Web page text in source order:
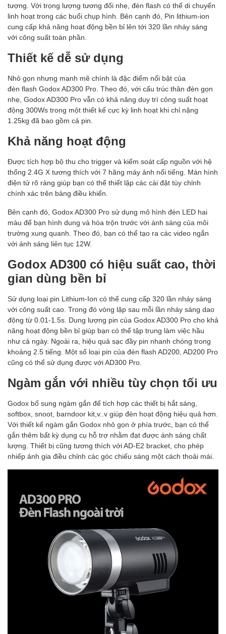
tượng. Với trọng lượng tương đối nhẹ, đèn flash có thể di chuyển
linh hoạt trong các buổi chụp hình. Bên cạnh đó, Pin lithium-ion
cung cấp khả năng hoạt động bền bỉ lên tới 320 lần nháy sáng
với công suất toàn phần.
Thiết kế dễ sử dụng
Nhỏ gọn nhưng mạnh mẽ chính là đặc điểm nổi bật của
đèn flash Godox AD300 Pro. Theo đó, với cấu trúc thân đèn gọn
nhẹ, Godox AD300 Pro vẫn có khả năng duy trì công suất hoạt
động 300Ws trong một thiết kế cực kỳ linh hoạt khi chỉ nặng
1.25kg đã bao gồm cả pin.
Khả năng hoạt động
Được tích hợp bộ thu cho trigger và kiểm soát cấp nguồn với hệ
thống 2.4G X tương thích với 7 hãng máy ảnh nổi tiếng. Màn hình
điện tử rõ ràng giúp bạn có thể thiết lập các cài đặt tùy chỉnh
chính xác trên bảng điều khiển.
Bên cạnh đó, Godox AD300 Pro sử dụng mô hình đèn LED hai
màu để bạn hình dung và hòa trộn trước với ánh sáng của môi
trường xung quanh. Theo đó, bạn có thể tạo ra các video ngắn
với ánh sáng liên tục 12W.
Godox AD300 có hiệu suất cao, thời
gian dùng bền bỉ
Sử dụng loại pin Lithium-Ion có thể cung cấp 320 lần nháy sáng
với công suất cao. Trong đó vòng lặp sau mỗi lần nháy sáng dao
động từ 0.01-1.5s. Dung lượng pin của Godox AD300 Pro cho khả
năng hoạt động bền bỉ giúp bạn có thể tập trung làm việc hầu
như cả ngày. Ngoài ra, hiệu quả sạc đầy pin nhanh chóng trong
khoảng 2.5 tiếng. Một số loại pin của đèn flash AD200, AD200 Pro
cũng có thể sử dụng được với AD300 Pro.
Ngàm gắn với nhiều tùy chọn tối ưu
Godox bổ sung ngàm gắn để tích hợp các thiết bị hắt sáng,
softbox, snoot, barndoor kit,v..v giúp đèn hoạt động hiệu quả hơn.
Với thiết kế ngàm gắn Godox nhỏ gọn ở phía trước, bạn có thể
gắn thêm bất kỳ dụng cụ hỗ trợ nhằm đạt được ánh sáng chất
lượng. Thiết bị cũng tương thích với AD-E2 bracket, cho phép
nhiếp ảnh gia điều chỉnh các góc chiếu sáng một cách thoải mái.